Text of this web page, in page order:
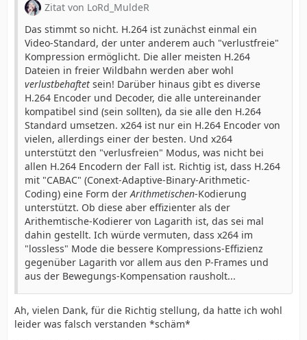
Zitat von LoRd_MuldeR
Das stimmt so nicht. H.264 ist zunächst einmal ein
Video-Standard, der unter anderem auch "verlustfreie"
Kompression ermöglicht. Die aller meisten H.264
Dateien in freier Wildbahn werden aber wohl
verlustbehaftet sein! Darüber hinaus gibt es diverse
H.264 Encoder und Decoder, die alle untereinander
kompatibel sind (sein sollten), da sie alle den H.264
Standard umsetzen. x264 ist nur ein H.264 Encoder von
vielen, allerdings einer der besten. Und x264
unterstützt den "verlusfreien" Modus, was nicht bei
allen H.264 Encodern der Fall ist. Richtig ist, dass H.264
mit "CABAC" (Conext-Adaptive-Binary-Arithmetic-
Coding) eine Form derArithmetischen-Kodierung
unterstützt. Ob diese aber effizienter als der
Arithemtische-Kodierer von Lagarith ist, das sei mal
dahin gestellt. Ich würde vermuten, dass x264 im
"lossless" Mode die bessere Kompressions-Effizienz
gegenüber Lagarith vor allem aus den P-Frames und
aus der Bewegungs-Kompensation rausholt...
Ah, vielen Dank, für die Richtig stellung, da hatte ich wohl
leider was falsch verstanden *schäm*